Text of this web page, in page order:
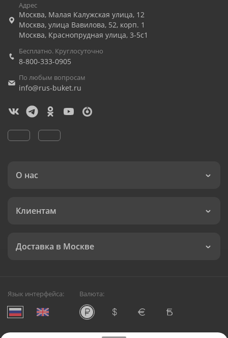
Адрес
Москва, Малая Калужская улица, 12
Москва, улица Вавилова, 52, корп. 1
Москва, Краснопрудная улица, 3-5с1
Бесплатно. Круглосуточно
8-800-333-0905
По любым вопросам
info@rus-buket.ru
О нас
Клиентам
Доставка в Москве
Язык интерфейса: Валюта: